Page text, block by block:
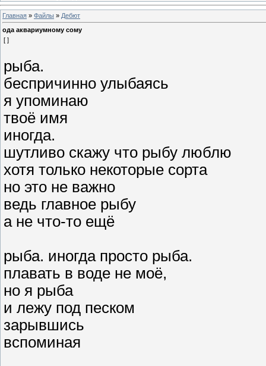
Главная » Файлы » Дебют
ода аквариумному сому
[ ]
рыба.
беспричинно улыбаясь
я упоминаю
твоё имя
иногда.
шутливо скажу что рыбу люблю
хотя только некоторые сорта
но это не важно
ведь главное рыбу
а не что-то ещё
рыба. иногда просто рыба.
плавать в воде не моё,
но я рыба
и лежу под песком
зарывшись
вспоминая